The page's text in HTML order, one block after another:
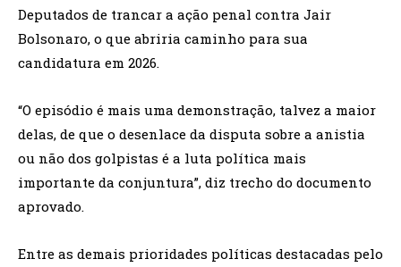
Deputados de trancar a ação penal contra Jair
Bolsonaro, o que abriria caminho para sua
candidatura em 2026.
“O episódio é mais uma demonstração, talvez a maior
delas, de que o desenlace da disputa sobre a anistia
ou não dos golpistas é a luta política mais
importante da conjuntura”, diz trecho do documento
aprovado.
Entre as demais prioridades políticas destacadas pelo